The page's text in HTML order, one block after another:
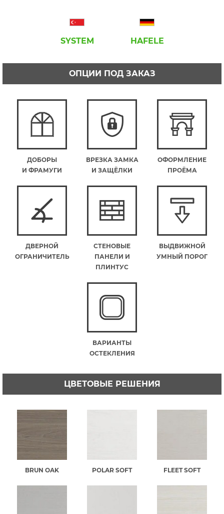
SYSTEM HAFELE
ОПЦИИ ПОД ЗАКАЗ
ДОБОРЫ
И ФРАМУГИ
ВРЕЗКА ЗАМКА
И ЗАЩЁЛКИ
ОФОРМЛЕНИЕ
ПРОЁМА
ДВЕРНОЙ
ОГРАНИЧИТЕЛЬ
СТЕНОВЫЕ
ПАНЕЛИ И
ПЛИНТУС
ВЫДВИЖНОЙ
УМНЫЙ ПОРОГ
ВАРИАНТЫ
ОСТЕКЛЕНИЯ
ЦВЕТОВЫЕ РЕШЕНИЯ
BRUN OAK POLAR SOFT FLEET SOFT